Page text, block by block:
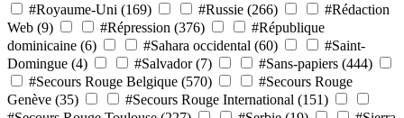
#Royaume-Uni (169) #Russie (266)
#Rédaction
Web (9) #Répression (376)
#République
dominicaine (6) #Sahara occidental (60)
#Saint-
Domingue (4) #Salvador (7) #Sans-papiers (444)
#Secours Rouge Belgique (570)
#Secours Rouge
Genève (35) #Secours Rouge International (151)